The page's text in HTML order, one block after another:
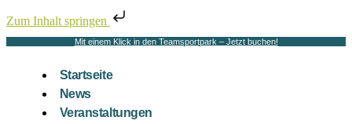
Zum Inhalt springen
Mit einem Klick in den Teamsportpark – Jetzt buchen!
Startseite
News
Veranstaltungen